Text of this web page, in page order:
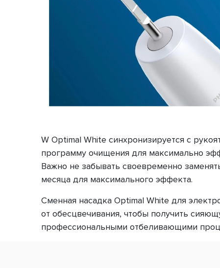
W Optimal White синхронизируется с
программу очищения для максимально
Важно не забывать своевременно
месяца для максимального эффекта.
Сменная насадка Optimal White для
от обесцвечивания, чтобы получить
профессиональными отбеливающими